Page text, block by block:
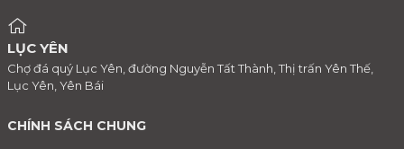
LỤC YÊN
Chợ đá quý Lục Yên, đường Nguyễn Tất Thành, Thị trấn Yên Thế,
Lục Yên, Yên Bái
CHÍNH SÁCH CHUNG